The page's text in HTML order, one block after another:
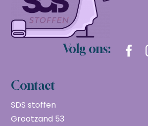
Volg ons:
Contact
SDS stoffen
Grootzand 53